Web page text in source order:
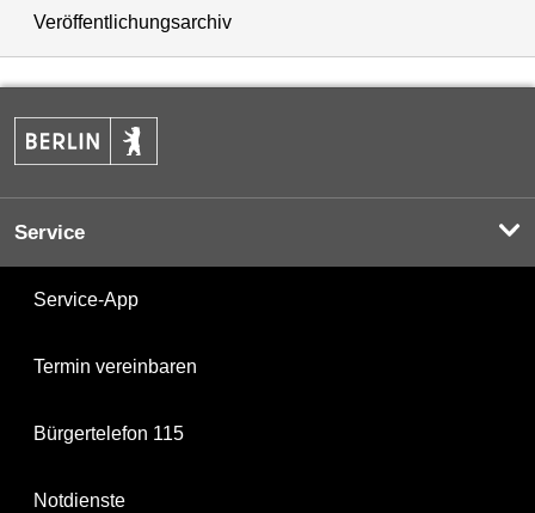
Veröffentlichungsarchiv
Service
Service-App
Termin vereinbaren
Bürgertelefon 115
Notdienste